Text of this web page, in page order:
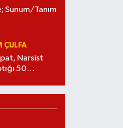
Sunum/Tanım
ÇULFA
Narsist
50